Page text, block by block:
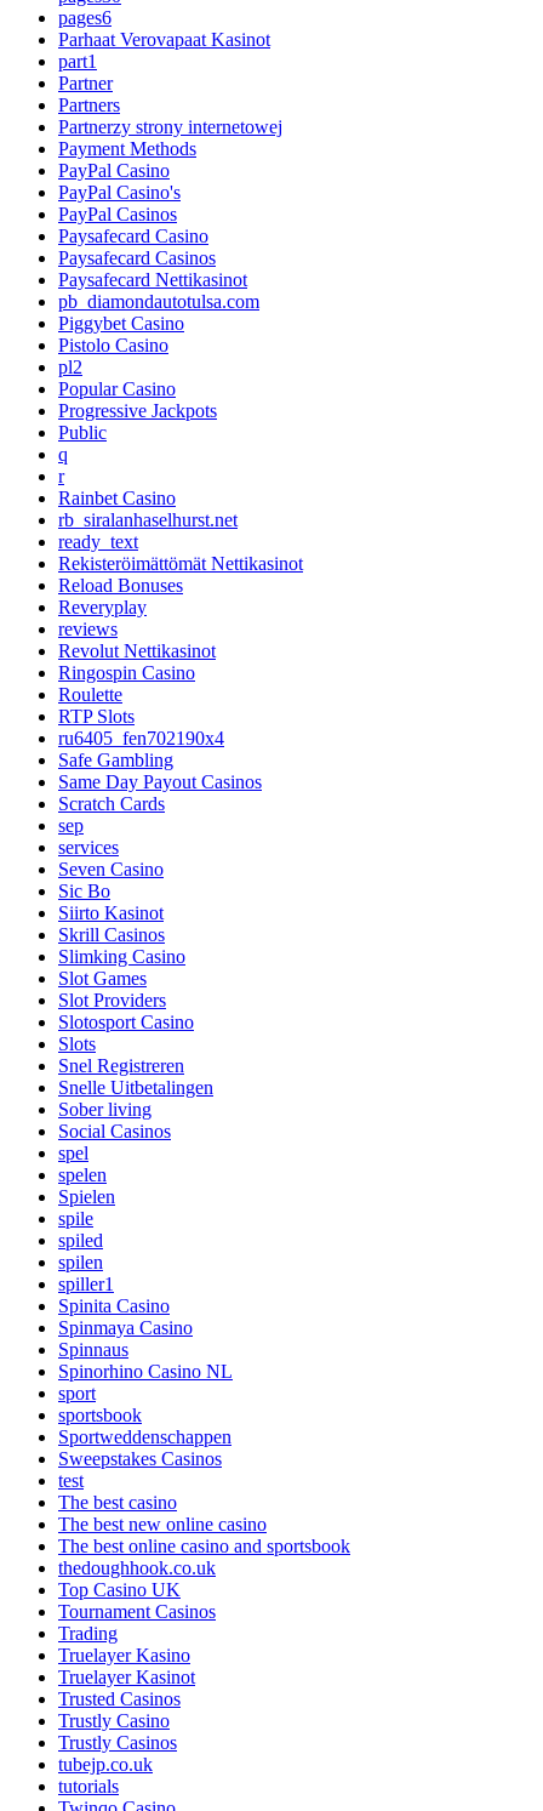
pages6
Parhaat Verovapaat Kasinot
part1
Partner
Partners
Partnerzy strony internetowej
Payment Methods
PayPal Casino
PayPal Casino's
PayPal Casinos
Paysafecard Casino
Paysafecard Casinos
Paysafecard Nettikasinot
pb_diamondautotulsa.com
Piggybet Casino
Pistolo Casino
pl2
Popular Casino
Progressive Jackpots
Public
q
r
Rainbet Casino
rb_siralanhaselhurst.net
ready_text
Rekisteröimättömät Nettikasinot
Reload Bonuses
Reveryplay
reviews
Revolut Nettikasinot
Ringospin Casino
Roulette
RTP Slots
ru6405_fen702190x4
Safe Gambling
Same Day Payout Casinos
Scratch Cards
sep
services
Seven Casino
Sic Bo
Siirto Kasinot
Skrill Casinos
Slimking Casino
Slot Games
Slot Providers
Slotosport Casino
Slots
Snel Registreren
Snelle Uitbetalingen
Sober living
Social Casinos
spel
spelen
Spielen
spile
spiled
spilen
spiller1
Spinita Casino
Spinmaya Casino
Spinnaus
Spinorhino Casino NL
sport
sportsbook
Sportweddenschappen
Sweepstakes Casinos
test
The best casino
The best new online casino
The best online casino and sportsbook
thedoughhook.co.uk
Top Casino UK
Tournament Casinos
Trading
Truelayer Kasino
Truelayer Kasinot
Trusted Casinos
Trustly Casino
Trustly Casinos
tubejp.co.uk
tutorials